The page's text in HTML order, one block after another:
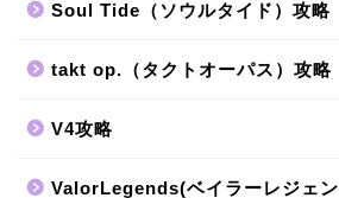
Soul Tide（ソウルタイド）攻略
takt op.（タクトオーパス）攻略
V4攻略
ValorLegends(ベイラーレジェ